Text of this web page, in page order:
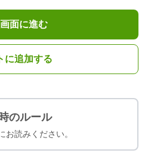
面に進む
に追加する
のルール
お読みください。